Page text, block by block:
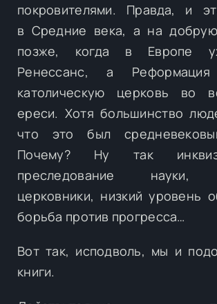
покровителями. Правда, и
в Средние века, а на
позже, когда в Европе
Ренессанс, а Реформация
католическую церковь во
ереси. Хотя большинство
что это был
Почему? Ну так
преследование науки,
церковники, низкий уровень
борьба против прогресса…
Вот так, исподволь, мы и
книги.